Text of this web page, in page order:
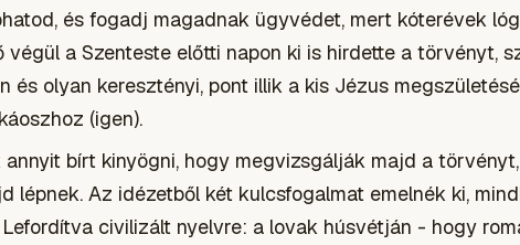
és fogadj magadnak ügyvédet, mert kóterévek
végül a Szenteste előtti napon ki is hirdette a törvényt,
és olyan keresztényi, pont illik a kis Jézus
(igen).
bírt kinyögni, hogy megvizsgálják majd a
lépnek. Az idézetből két kulcsfogalmat emelnék ki,
civilizált nyelvre: a lovak húsvétján - hogy